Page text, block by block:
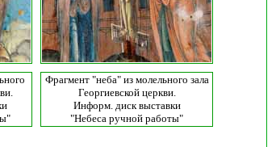
Фрагмент "неба" из молельного зала
Георгиевской церкви.
Информ. диск выставки
"Небеса ручной работы"